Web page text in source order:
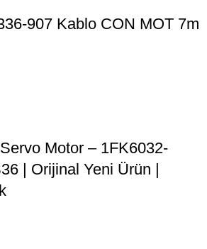
907 Kablo CON MOT 7m
Motor – 1FK6032-
| Orijinal Yeni Ürün |